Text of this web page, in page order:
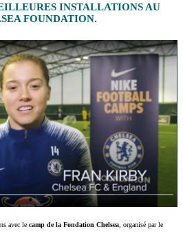
INSTALLATIONS AU
FOUNDATION.
avec le camp de la Fondation Chelsea, organisé par le